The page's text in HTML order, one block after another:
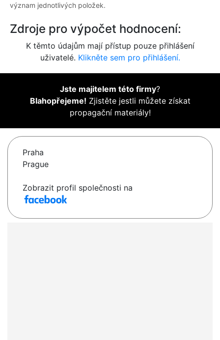
význam jednotlivých položek.
Zdroje pro výpočet hodnocení:
K těmto údajům mají přístup pouze přihlášení
uživatelé. Klikněte sem pro přihlášení.
Jste majitelem této firmy?
Blahopřejeme! Zjistěte jestli můžete získat
propagační materiály!
Praha
Prague
Zobrazit profil společnosti na